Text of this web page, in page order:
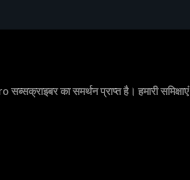
का समर्थन प्राप्त है। हमारी समिक्षाएं